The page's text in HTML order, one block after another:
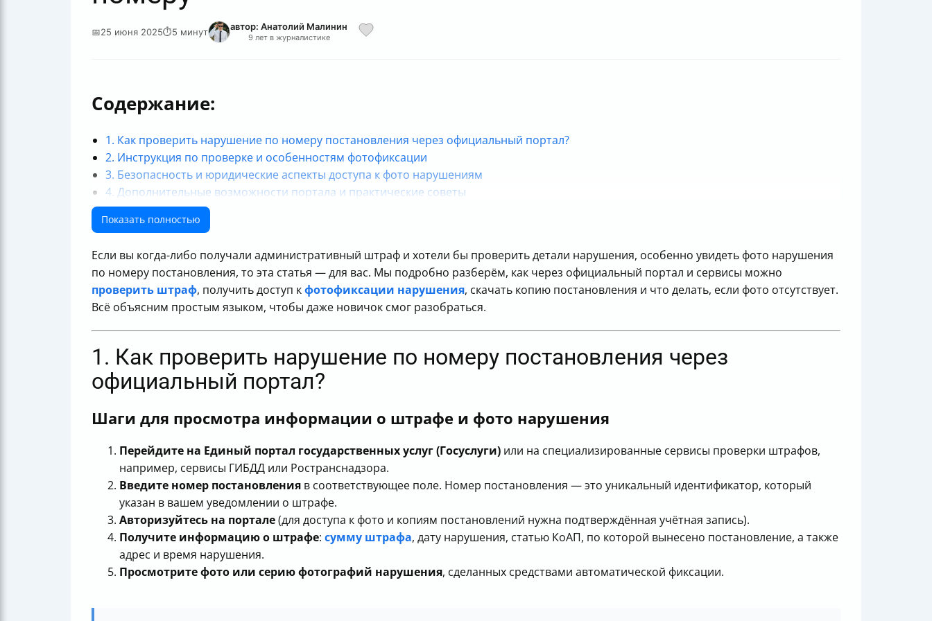
📅25 июня 2025⏱5 минут автор: Анатолий Малинин
9 лет в журналистике
Содержание:
1. Как проверить нарушение по номеру постановления через официальный портал?
2. Инструкция по проверке и особенностям фотофиксации
3. Безопасность и юридические аспекты доступа к фото нарушениям
4. Дополнительные возможности портала и практические советы
5. Надёжность, ограничения и советы по использованию сервиса
Итог: как легко и быстро посмотреть фото нарушения по номеру постановления?
Показать полностью
Если вы когда-либо получали административный штраф и хотели бы проверить детали нарушения, особенно увидеть фото нарушения
по номеру постановления, то эта статья — для вас. Мы подробно разберём, как через официальный портал и сервисы можно
проверить штраф, получить доступ кфотофиксации нарушения, скачать копию постановления и что делать, если фото отсутствует.
Всё объясним простым языком, чтобы даже новичок смог разобраться.
1. Как проверить нарушение по номеру постановления через
официальный портал?
Шаги для просмотра информации о штрафе и фото нарушения
Перейдите на Единый портал государственных услуг (Госуслуги) или на специализированные сервисы проверки штрафов,
например, сервисы ГИБДД или Ространснадзора.
Введите номер постановления в соответствующее поле. Номер постановления — это уникальный идентификатор, который
указан в вашем уведомлении о штрафе.
Авторизуйтесь на портале(для доступа к фото и копиям постановлений нужна подтверждённая учётная запись).
Получите информацию о штрафе: сумму штрафа, дату нарушения, статью КоАП, по которой вынесено постановление, а также
адрес и время нарушения.
Просмотрите фото или серию фотографий нарушения, сделанных средствами автоматической фиксации.